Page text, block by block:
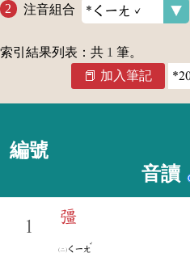
注音組合
索引結果列表：共 1 筆。
加入筆記
編號
音讀
1
彊
ㄑㄧㄤ
ˇ